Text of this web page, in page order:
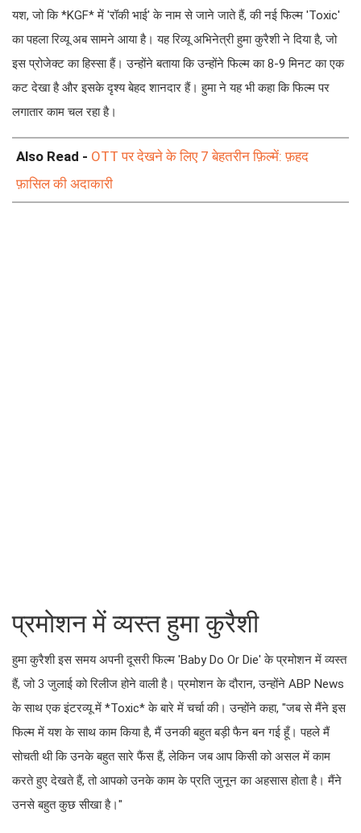
यश, जो कि *KGF* में 'रॉकी भाई' के नाम से जाने जाते हैं, की नई फिल्म 'Toxic'
का पहला रिव्यू अब सामने आया है। यह रिव्यू अभिनेत्री हुमा कुरैशी ने दिया है, जो
इस प्रोजेक्ट का हिस्सा हैं। उन्होंने बताया कि उन्होंने फिल्म का 8-9 मिनट का एक
कट देखा है और इसके दृश्य बेहद शानदार हैं। हुमा ने यह भी कहा कि फिल्म पर
लगातार काम चल रहा है।
Also Read - OTT पर देखने के लिए 7 बेहतरीन फ़िल्में: फ़हद
फ़ासिल की अदाकारी
प्रमोशन में व्यस्त हुमा कुरैशी
हुमा कुरैशी इस समय अपनी दूसरी फिल्म 'Baby Do Or Die' के प्रमोशन में व्यस्त
हैं, जो 3 जुलाई को रिलीज होने वाली है। प्रमोशन के दौरान, उन्होंने ABP News
के साथ एक इंटरव्यू में *Toxic* के बारे में चर्चा की। उन्होंने कहा, "जब से मैंने इस
फिल्म में यश के साथ काम किया है, मैं उनकी बहुत बड़ी फैन बन गई हूँ। पहले मैं
सोचती थी कि उनके बहुत सारे फैंस हैं, लेकिन जब आप किसी को असल में काम
करते हुए देखते हैं, तो आपको उनके काम के प्रति जुनून का अहसास होता है। मैंने
उनसे बहुत कुछ सीखा है।"